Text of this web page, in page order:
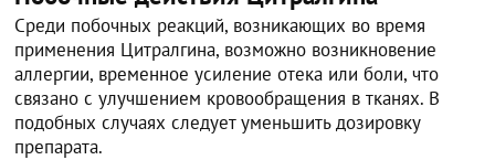
Среди побочных реакций, возникающих во время
применения Цитралгина, возможно возникновение
аллергии, временное усиление отека или боли, что
связано с улучшением кровообращения в тканях. В
подобных случаях следует уменьшить дозировку
препарата.